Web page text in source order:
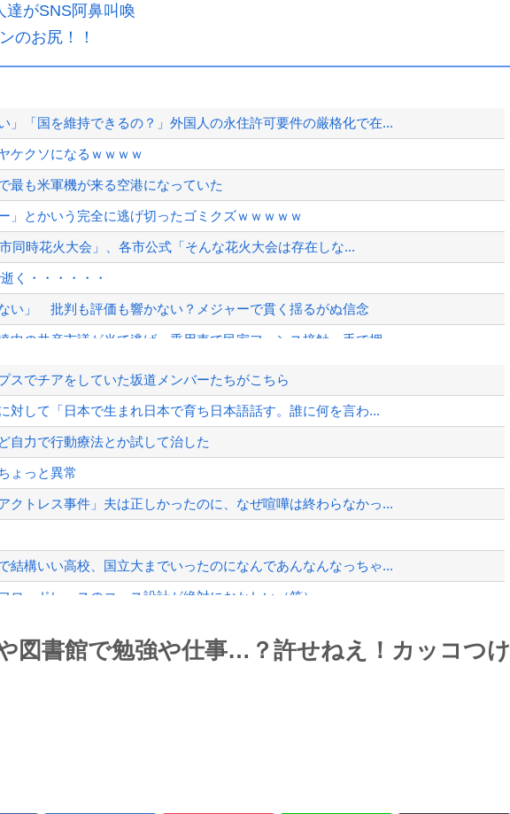
達がSNS阿鼻叫喚
のお尻！！
」「国を維持できるの？」外国人の永住許可要件の厳格化で在...
ケクソになるｗｗｗｗ
最も米軍機が来る空港になっていた
」とかいう完全に逃げ切ったゴミクズｗｗｗｗｗ
同時花火大会」、各市公式「そんな花火大会は存在しな...
く・・・・・・
い」 批判も評価も響かない？メジャーで貫く揺るがぬ信念
中の共産市議が当て逃げ…乗用車で民家フェンス接触、手で押...
、イカレてて草ｗｗｗｗ
り包丁ｗｗｗｗｗｗｗｗｗｗｗｗｗ
最も米軍機が来る空港になっていた
84）、修学旅行生に「日本も原爆を持たないと負ける」と言...
更新が1週間途絶え、様々な憶測が飛び交う。1週間ぶり...
人男性の首を絞め、暴動第二波不可避へ
スでチアをしていた坂道メンバーたちがこちら
対して「日本で生まれ日本で育ち日本語話す。誰に何を言わ...
自力で行動療法とか試して治した
ょっと異常
クトレス事件」夫は正しかったのに、なぜ喧嘩は終わらなかっ...
結構いい高校、国立大までいったのになんであんなんなっちゃ...
ロードレースのコース設計が絶対におかしい（笑）
ｶﾞｷか？楽勝だな」少年剣士「…ふんっ、あまり調子に乗ら...
図書館で勉強や仕事…？許せねえ！カッコつけ